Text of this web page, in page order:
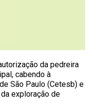
da pedreira
cabendo à
São Paulo (Cetesb) e
exploração de